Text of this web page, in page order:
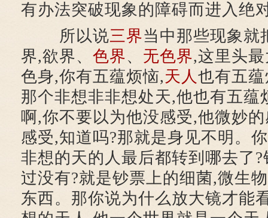
有办法突破现象的障碍而进入绝
所以说三界当中那些现象就
界,欲界、 色界、 无色界,这里头
色身,你有五蕴烦恼,天人也有五
那个非想非非想处天,他也有五蕴
啊,你不要以为他没感受,他微妙
感受,知道吗?那就是身见不明。
非想的天的人最后都转到哪去了
过没有?就是钞票上的细菌,微生
东西。那你说为什么放大镜才能